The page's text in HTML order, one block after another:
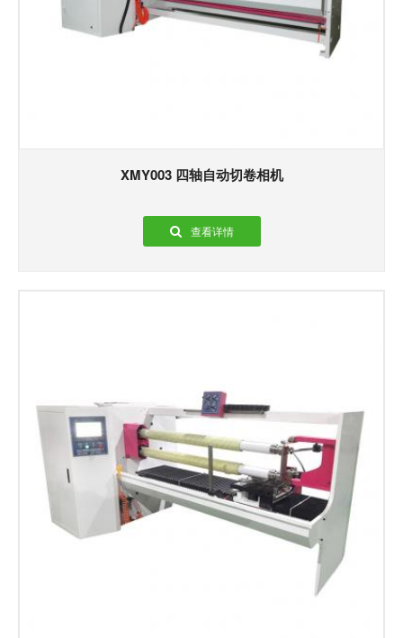
XMY003 四轴自动切卷相机
查看详情